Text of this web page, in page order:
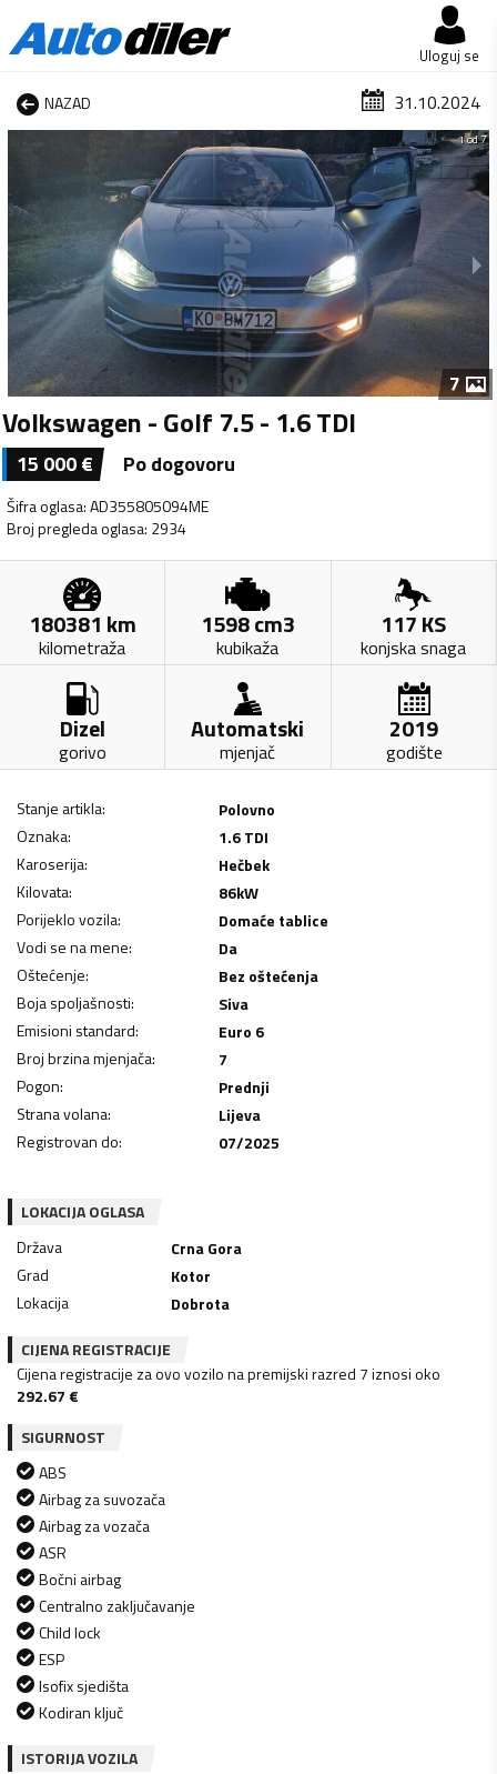
Uloguj se
NAZAD 31.10.2024
1 od 7
7
Volkswagen - Golf 7.5 - 1.6 TDI
15 000€ Po dogovoru
Šifra oglasa:AD355805094ME
Broj pregleda oglasa: 2934
180381 km
kilometraža
1598cm3
kubikaža
117KS
konjska snaga
Dizel
gorivo
Automatski
mjenjač
2019
godište
Stanje artikla:
Polovno
Oznaka:
1.6 TDI
Karoserija:
Hečbek
Kilovata: 86kW
Porijeklo vozila:
Domaće tablice
Vodi se na mene:
Da
Oštećenje:
Bez oštećenja
Boja spoljašnosti:
Siva
Emisioni standard:
Euro 6
Broj brzina mjenjača:
7
Pogon:
Prednji
Strana volana:
Lijeva
Registrovan do: 07/2025
LOKACIJA OGLASA
Država
Crna Gora
Grad
Kotor
Lokacija
Dobrota
CIJENA REGISTRACIJE
Cijena registracije za ovo vozilo na premijski razred 7 iznosi oko
292.67 €
SIGURNOST
ABS
Airbag za suvozača
Airbag za vozača
ASR
Bočni airbag
Centralno zaključavanje
Child lock
ESP
Isofix sjedišta
Kodiran ključ
ISTORIJA VOZILA